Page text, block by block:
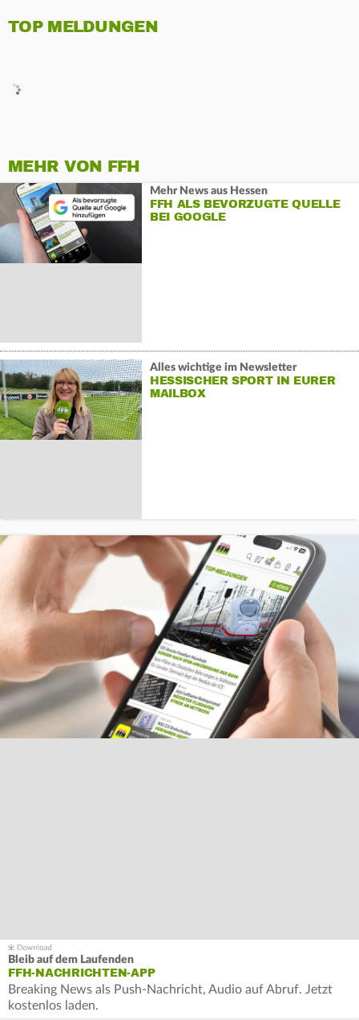
TOP MELDUNGEN
MEHR VON FFH
Mehr News aus Hessen
FFH ALS BEVORZUGTE QUELLE
BEI GOOGLE
Alles wichtige im Newsletter
HESSISCHER SPORT IN EURER
MAILBOX
Bleib auf dem Laufenden
FFH-NACHRICHTEN-APP
Breaking News als Push-Nachricht, Audio auf Abruf. Jetzt
kostenlos laden.